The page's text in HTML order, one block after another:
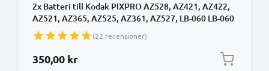
2x Batteri till Kodak PIXPRO AZ528, AZ421, AZ422,
AZ521, AZ365, AZ525, AZ361, AZ527, LB-060 LB-060
(950mAh, 3.7V) från CELLONIC
(22 recensioner)
350,00 kr